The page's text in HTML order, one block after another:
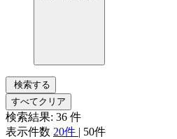
検索する
すべてクリア
検索結果: 36 件
表示件数 20件 | 50件